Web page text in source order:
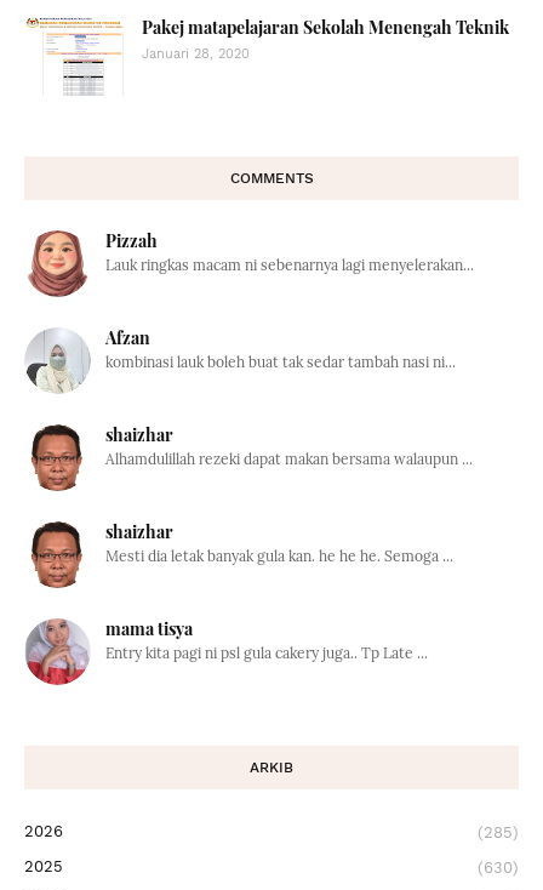
Pakej matapelajaran Sekolah Menengah Teknik
Januari 28, 2020
COMMENTS
Pizzah
Lauk ringkas macam ni sebenarnya lagi menyelerakan...
Afzan
kombinasi lauk boleh buat tak sedar tambah nasi ni...
shaizhar
Alhamdulillah rezeki dapat makan bersama walaupun ...
shaizhar
Mesti dia letak banyak gula kan. he he he. Semoga ...
mama tisya
Entry kita pagi ni psl gula cakery juga.. Tp Late ...
ARKIB
2026
(285)
2025
(630)